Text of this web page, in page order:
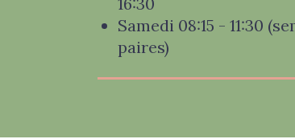
Samedi 08:15 - 11:30
paires)